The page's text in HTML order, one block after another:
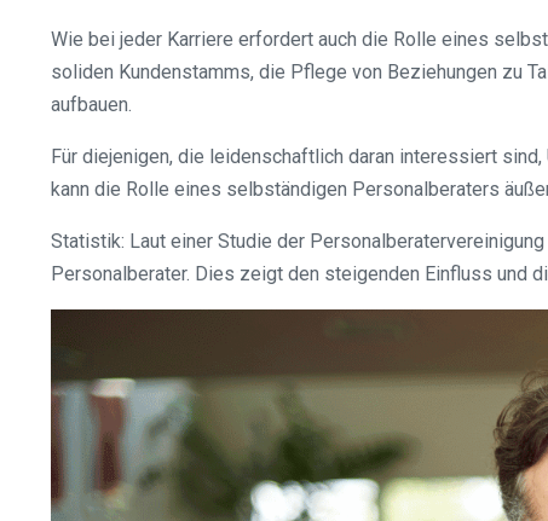
Wie bei jeder Karriere erfordert auch die Rolle eines
soliden Kundenstamms, die Pflege von Beziehungen zu
aufbauen.
Für diejenigen, die leidenschaftlich daran interessiert
kann die Rolle eines selbständigen Personalberaters
Statistik: Laut einer Studie der
Personalberater. Dies zeigt den steigenden Einfluss und